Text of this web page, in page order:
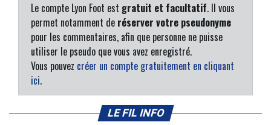
Le compte Lyon Foot est gratuit et facultatif. Il vous
permet notamment de réserver votre pseudonyme
pour les commentaires, afin que personne ne puisse
utiliser le pseudo que vous avez enregistré.
Vous pouvez créer un compte gratuitement en cliquant
ici.
LE FIL INFO